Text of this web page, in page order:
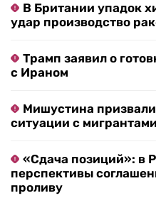
В Британии упадок
удар производство
Трамп заявил о
с Ираном
Мишустина
ситуации с
«Сдача позиций»: в
перспективы
проливу